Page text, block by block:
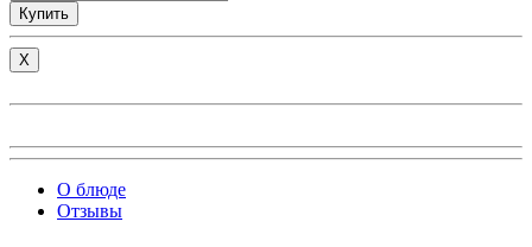
Купить
X
О блюде
Отзывы